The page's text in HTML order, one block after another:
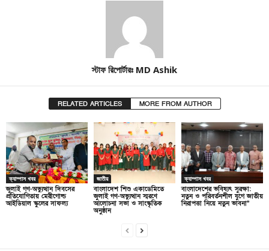
স্টাফ রিপোর্টারঃ MD Ashik
RELATED ARTICLES MORE FROM AUTHOR
ক্যাম্পাস খবর
জুলাই গণ-অভ্যুত্থান দিবসের
প্রতিযোগিতায় মেরীগোল্ড
আইডিয়াল স্কুলের সাফল্য
জাতীয়
বাংলাদেশ শিশু একাডেমিতে
জুলাই গণ-অভ্যুত্থান স্মরণে
আলোচনা সভা ও সাংস্কৃতিক
অনুষ্ঠান
ক্যাম্পাস খবর
বাংলাদেশের ভবিষ্যৎ সুরক্ষা:
নতুন ও পরিবর্তনশীল যুগে জাতীয়
নিরাপত্তা নিয়ে নতুন ভাবনা”